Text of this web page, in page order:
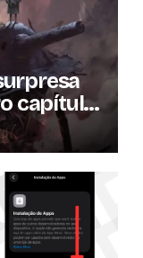
capítulo